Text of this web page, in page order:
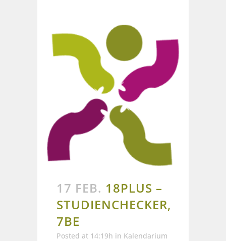
17 FEB. 18PLUS –
STUDIENCHECKER,
7BE
Posted at 14:19h in Kalendarium